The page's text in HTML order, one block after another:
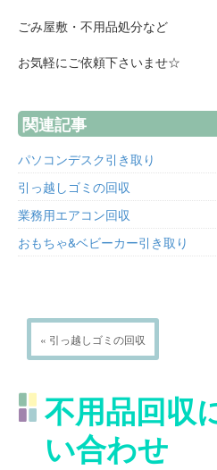
ごみ屋敷・不用品処分など
お気軽にご依頼下さいませ☆
関連記事
パソコンデスク引き取り
引っ越しゴミの回収
業務用エアコン回収
おもちゃ&ベビーカー引き取り
« 引っ越しゴミの回収
不用品回収
い合わせ